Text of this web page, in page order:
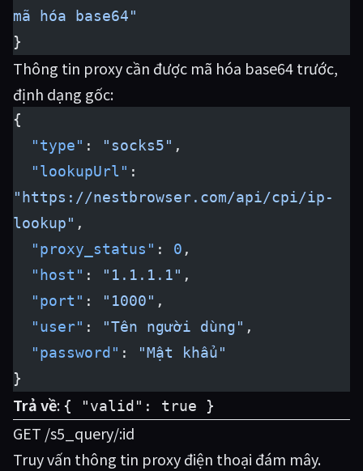
mã hóa base64"
}
Thông tin proxy cần được mã hóa base64 trước,
định dạng gốc:
{
  "type"
: "socks5" ,
  "lookupUrl"
"https://nestbrowser.com/api/cpi/ip-
lookup" ,
  "proxy_status"
: 0 ,
  "host"
: "1.1.1.1" ,
  "port"
: "1000" ,
  "user"
: "Tên người dùng" ,
  "password"
:
"Mật khẩu"
}
Trả về: { "valid": true }
GET /s5_query/:id
Truy vấn thông tin proxy điện thoại đám mây.